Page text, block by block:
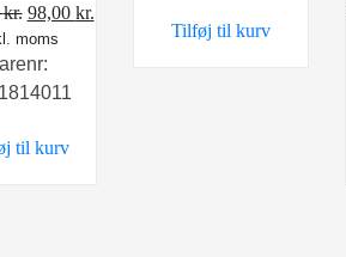
kr. Den
oprindelige
pris
var:
98,00 kr.
moms
til kurv
Tilføj til kurv